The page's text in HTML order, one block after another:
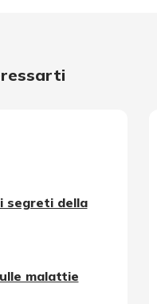
segreti della
malattie